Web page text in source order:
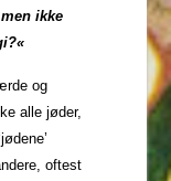
ikke
«
og
alle jøder,
oftest